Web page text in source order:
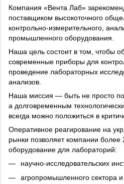
Компания «Вента Лаб»
поставщиком высокоточного
контрольно-измерительного,
промышленного оборудования.
Наша цель состоит в том, чтобы
современные приборы для
проведение лабораторных
анализов.
Наша миссия — быть не просто
а долговременным
всегда можно положиться в
Оперативное реагирование на
рынки позволяет компании более
оборудование для лабораторий:
научно-исследовательских
агропромышленного сектора